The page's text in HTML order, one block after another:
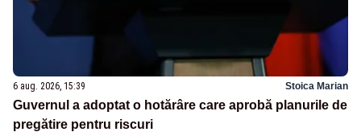
6 aug. 2026, 15:39 Stoica Marian
Guvernul a adoptat o hotărâre care aprobă planurile de
pregătire pentru riscuri